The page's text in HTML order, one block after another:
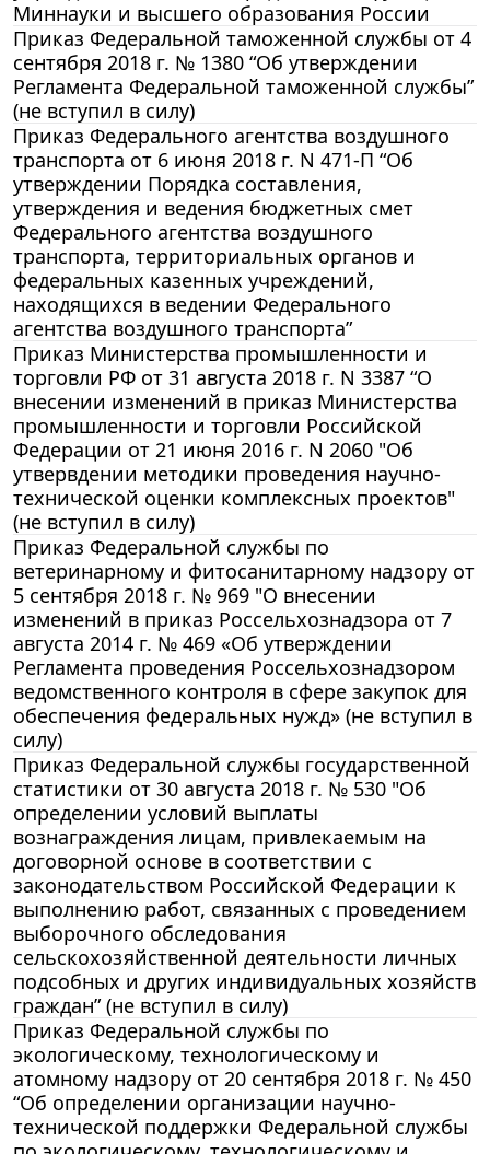
Миннауки и высшего образования России
Приказ Федеральной таможенной службы от 4
сентября 2018 г. № 1380 “Об утверждении
Регламента Федеральной таможенной службы”
(не вступил в силу)
Приказ Федерального агентства воздушного
транспорта от 6 июня 2018 г. N 471-П “Об
утверждении Порядка составления,
утверждения и ведения бюджетных смет
Федерального агентства воздушного
транспорта, территориальных органов и
федеральных казенных учреждений,
находящихся в ведении Федерального
агентства воздушного транспорта”
Приказ Министерства промышленности и
торговли РФ от 31 августа 2018 г. N 3387 “О
внесении изменений в приказ Министерства
промышленности и торговли Российской
Федерации от 21 июня 2016 г. N 2060 "Об
утвервдении методики проведения научно-
технической оценки комплексных проектов"
(не вступил в силу)
Приказ Федеральной службы по
ветеринарному и фитосанитарному надзору от
5 сентября 2018 г. № 969 "О внесении
изменений в приказ Россельхознадзора от 7
августа 2014 г. № 469 «Об утверждении
Регламента проведения Россельхознадзором
ведомственного контроля в сфере закупок для
обеспечения федеральных нужд» (не вступил в
силу)
Приказ Федеральной службы государственной
статистики от 30 августа 2018 г. № 530 "Об
определении условий выплаты
вознаграждения лицам, привлекаемым на
договорной основе в соответствии с
законодательством Российской Федерации к
выполнению работ, связанных с проведением
выборочного обследования
сельскохозяйственной деятельности личных
подсобных и других индивидуальных хозяйств
граждан” (не вступил в силу)
Приказ Федеральной службы по
экологическому, технологическому и
атомному надзору от 20 сентября 2018 г. № 450
“Об определении организации научно-
технической поддержки Федеральной службы